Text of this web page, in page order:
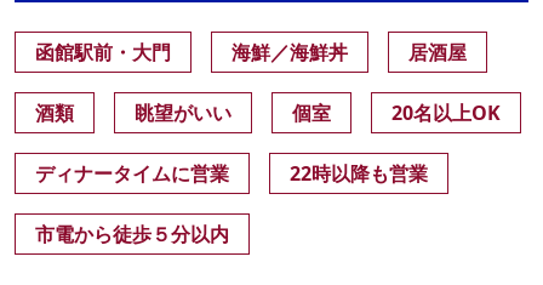
函館駅前・大門 海鮮／海鮮丼 居酒屋
酒類 眺望がいい 個室 20名以上OK
ディナータイムに営業 22時以降も営業
市電から徒歩５分以内